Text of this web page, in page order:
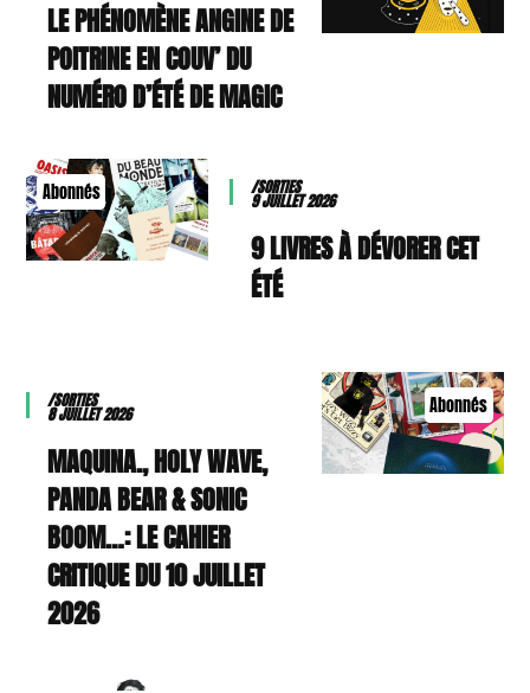
LE PHÉNOMÈNE ANGINE DE
POITRINE EN COUV’ DU
NUMÉRO D’ÉTÉ DE MAGIC
Abonnés /SORTIES
9 JUILLET 2026
9 LIVRES À DÉVORER CET
ÉTÉ
Abonnés
/SORTIES
8 JUILLET 2026
MAQUINA., HOLY WAVE,
PANDA BEAR & SONIC
BOOM…: LE CAHIER
CRITIQUE DU 10 JUILLET
2026